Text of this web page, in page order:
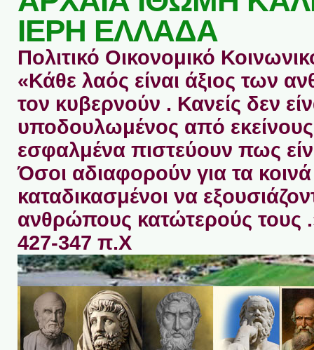
ΙΕΡΗ ΕΛΛΑΔΑ
Πολιτικό Οικονομικό
«Κάθε λαός είναι άξιος των
τον κυβερνούν . Κανείς δεν
υποδουλωμένος από
εσφαλμένα πιστεύουν πως
Όσοι αδιαφορούν για τα κοινά
καταδικασμένοι να
ανθρώπους κατώτερούς τους
427-347 π.Χ